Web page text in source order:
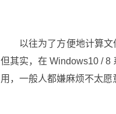
以往为了方便地计算文
但其实，在 Windows10 / 8
用，一般人都嫌麻烦不太愿